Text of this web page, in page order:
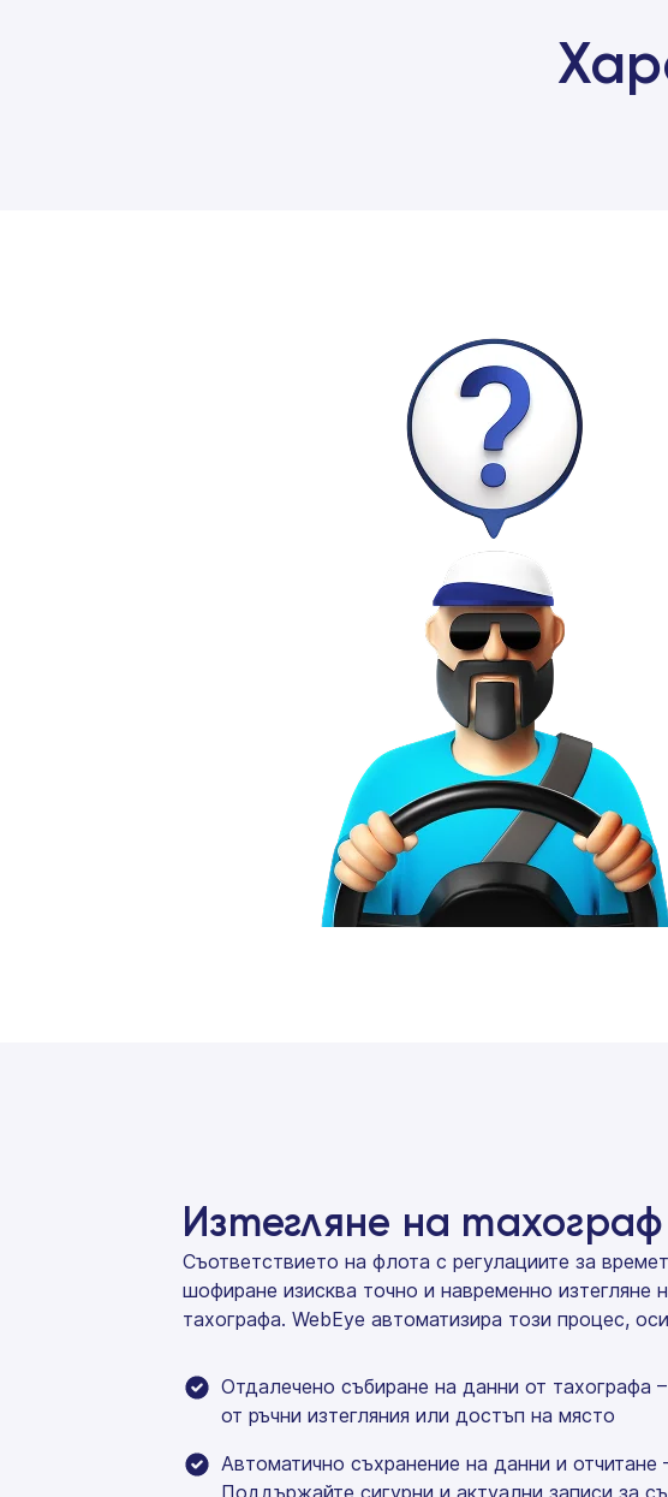
Изтегляне на тахограф
Съответствието на флота с регулациите за
шофиране изисква точно и навременно изтегляне
тахографа. WebEye автоматизира този процес,
Отдалечено събиране на данни от тахографа
от ръчни изтегляния или достъп на място
Автоматично съхранение на данни и отчитане